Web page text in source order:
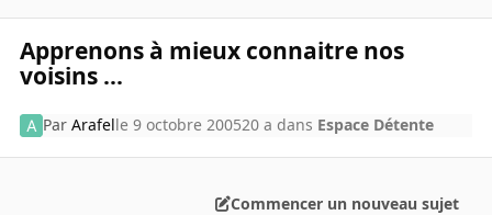
Apprenons à mieux connaitre nos
voisins ...
ParArafelle 9 octobre 200520 a dans Espace Détente
Commencer un nouveau sujet